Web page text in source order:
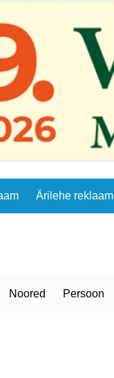
Ärilehe reklaam
Noored Persoon